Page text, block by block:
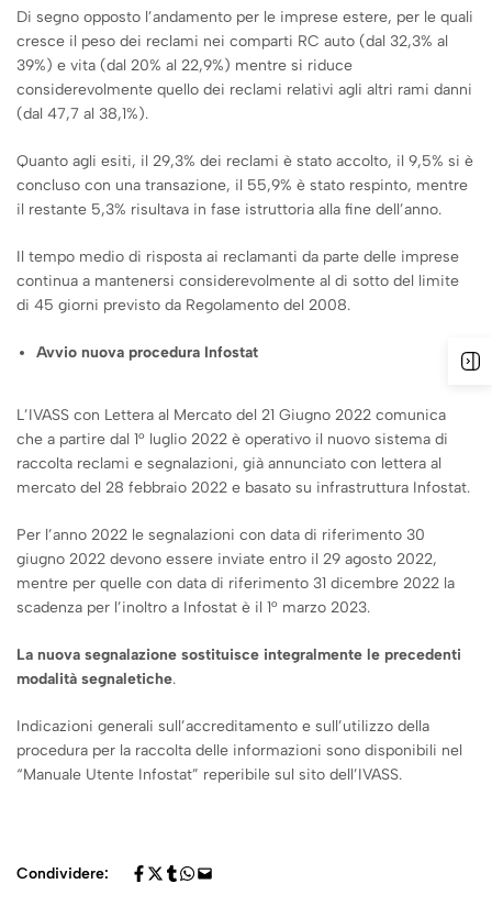
Di segno opposto l’andamento per le imprese estere, per le quali
cresce il peso dei reclami nei comparti RC auto (dal 32,3% al
39%) e vita (dal 20% al 22,9%) mentre si riduce
considerevolmente quello dei reclami relativi agli altri rami danni
(dal 47,7 al 38,1%).
Quanto agli esiti, il 29,3% dei reclami è stato accolto, il 9,5% si è
concluso con una transazione, il 55,9% è stato respinto, mentre
il restante 5,3% risultava in fase istruttoria alla fine dell’anno.
Il tempo medio di risposta ai reclamanti da parte delle imprese
continua a mantenersi considerevolmente al di sotto del limite
di 45 giorni previsto da Regolamento del 2008.
Avvio nuova procedura Infostat
L’IVASS con Lettera al Mercato del 21 Giugno 2022 comunica
che a partire dal 1° luglio 2022 è operativo il nuovo sistema di
raccolta reclami e segnalazioni, già annunciato con lettera al
mercato del 28 febbraio 2022 e basato su infrastruttura Infostat.
Per l’anno 2022 le segnalazioni con data di riferimento 30
giugno 2022 devono essere inviate entro il 29 agosto 2022,
mentre per quelle con data di riferimento 31 dicembre 2022 la
scadenza per l’inoltro a Infostat è il 1° marzo 2023.
La nuova segnalazione sostituisce integralmente le precedenti
modalità segnaletiche.
Indicazioni generali sull’accreditamento e sull’utilizzo della
procedura per la raccolta delle informazioni sono disponibili nel
“Manuale Utente Infostat” reperibile sul sito dell’IVASS.
Condividere: